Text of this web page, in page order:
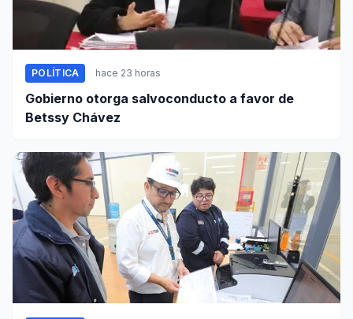
POLÍTICA hace 23 horas
Gobierno otorga salvoconducto a favor de
Betssy Chávez